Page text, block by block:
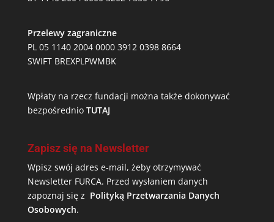
Przelewy zagraniczne
PL 05 1140 2004 0000 3912 0398 8664
SWIFT BREXPLPWMBK
Wpłaty na rzecz fundacji można także dokonywać
bezpośrednio TUTAJ
Zapisz się na Newsletter
Wpisz swój adres e-mail, żeby otrzymywać
Newsletter FURCA. Przed wysłaniem danych
zapoznaj się z Polityką Przetwarzania Danych
Osobowych.